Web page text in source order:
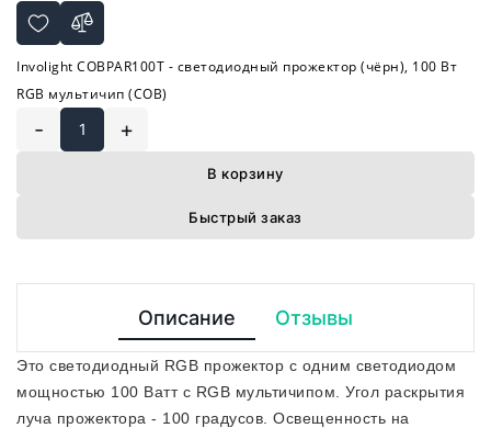
Involight COBPAR100T - светодиодный прожектор (чёрн), 100 Вт
RGB мультичип (COB)
- +
В корзину
Быстрый заказ
Описание Отзывы
Это светодиодный RGB прожектор с одним светодиодом
мощностью 100 Ватт с RGB мультичипом. Угол раскрытия
луча прожектора - 100 градусов. Освещенность на